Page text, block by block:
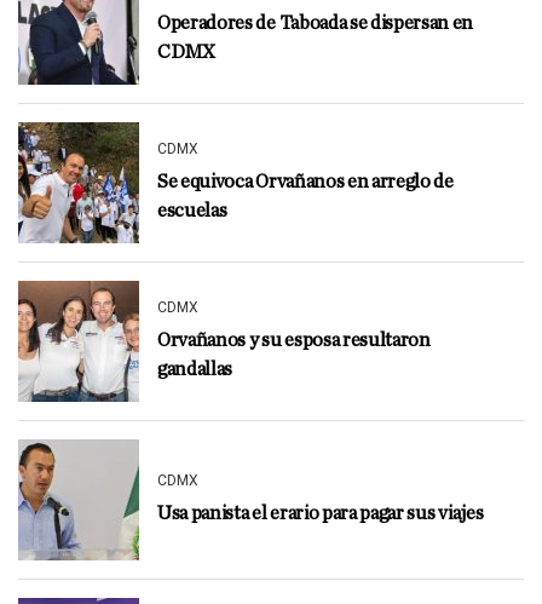
Operadores de Taboada se dispersan en
CDMX
CDMX
Se equivoca Orvañanos en arreglo de
escuelas
CDMX
Orvañanos y su esposa resultaron
gandallas
CDMX
Usa panista el erario para pagar sus viajes